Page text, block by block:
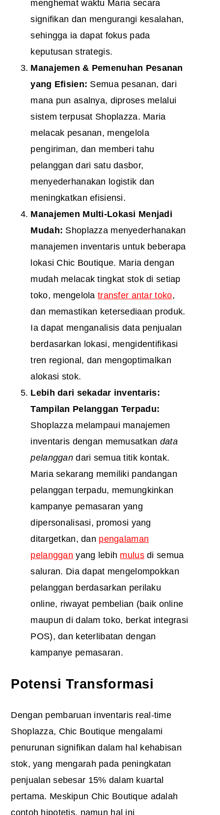
menghemat waktu Maria secara
signifikan dan mengurangi kesalahan,
sehingga ia dapat fokus pada
keputusan strategis.
Manajemen & Pemenuhan Pesanan
yang Efisien: Semua pesanan, dari
mana pun asalnya, diproses melalui
sistem terpusat Shoplazza. Maria
melacak pesanan, mengelola
pengiriman, dan memberi tahu
pelanggan dari satu dasbor,
menyederhanakan logistik dan
meningkatkan efisiensi.
Manajemen Multi-Lokasi Menjadi
Mudah: Shoplazza menyederhanakan
manajemen inventaris untuk beberapa
lokasi Chic Boutique. Maria dengan
mudah melacak tingkat stok di setiap
toko, mengelolatransfer antar toko,
dan memastikan ketersediaan produk.
Ia dapat menganalisis data penjualan
berdasarkan lokasi, mengidentifikasi
tren regional, dan mengoptimalkan
alokasi stok.
Lebih dari sekadar inventaris:
Tampilan Pelanggan Terpadu:
Shoplazza melampaui manajemen
inventaris dengan memusatkan data
pelanggan dari semua titik kontak.
Maria sekarang memiliki pandangan
pelanggan terpadu, memungkinkan
kampanye pemasaran yang
dipersonalisasi, promosi yang
ditargetkan, dan pengalaman
pelanggan yang lebih mulusdi semua
saluran. Dia dapat mengelompokkan
pelanggan berdasarkan perilaku
online, riwayat pembelian (baik online
maupun di dalam toko, berkat integrasi
POS), dan keterlibatan dengan
kampanye pemasaran.
Potensi Transformasi
Dengan pembaruan inventaris real-time
Shoplazza, Chic Boutique mengalami
penurunan signifikan dalam hal kehabisan
stok, yang mengarah pada peningkatan
penjualan sebesar 15% dalam kuartal
pertama. Meskipun Chic Boutique adalah
contoh hipotetis, namun hal ini